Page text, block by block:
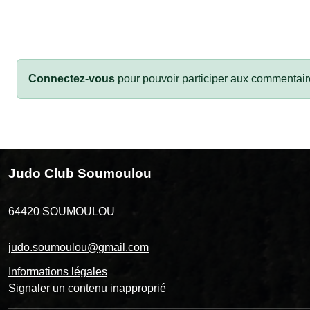
Connectez-vous pour pouvoir participer aux
Judo Club Soumoulou
64420 SOUMOULOU
judo.soumoulou@gmail.com
Informations légales
Signaler un contenu inapproprié